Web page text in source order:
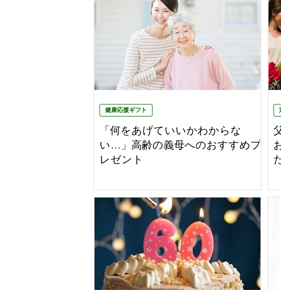
「何をあげていいかわからな
い…」高齢の義母へのおすすめプ
レゼント
健康応援ギフト